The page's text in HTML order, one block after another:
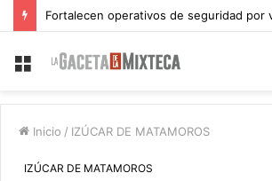
Menu
Inicio / IZÚCAR DE MATAMOROS
IZÚCAR DE MATAMOROS